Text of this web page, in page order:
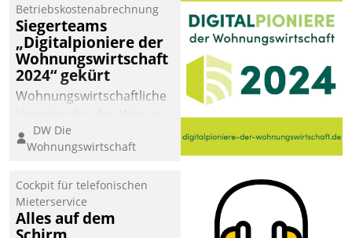
Betriebskostenabrechnung
Siegerteams
„Digitalpioniere der
Wohnungswirtschaft
2024“ gekürt
Wohnungswirtschaftliche
eine digitale Zukunft zu
finden, ist das Ziel des
der
Wohnungswirtschaft“.
Bewerben können sich
DW Die
Wohnungswirtschaft
Cockpit für telefonischen
Mieterservice
Alles auf dem